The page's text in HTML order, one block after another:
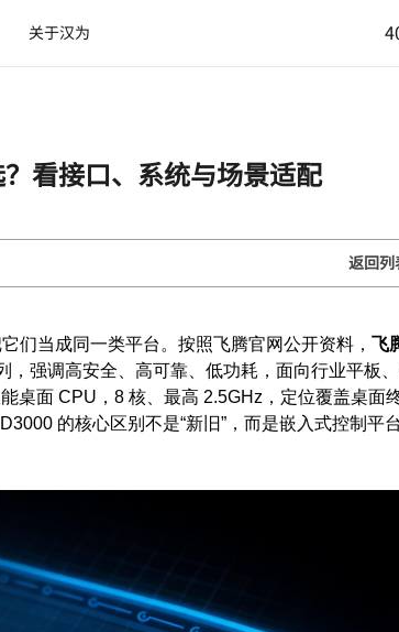
关于汉为
看接口、系统与场景适配
返回列
们当成同一类平台。按照飞腾官网公开资料， 飞
强调高安全、高可靠、低功耗，面向行业平板
桌面 CPU，8 核、最高 2.5GHz，定位覆盖桌面
的核心区别不是“新旧”，而是嵌入式控制平